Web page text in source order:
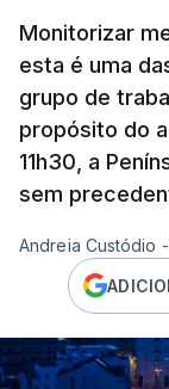
Monitorizar
esta é uma
grupo de
propósito do
11h30, a
sem
Andreia Custódio